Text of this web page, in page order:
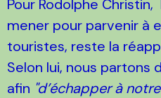
Pour Rodolphe
mener pour parvenir à
touristes, reste la
Selon lui, nous partons
afin "d’échapper à